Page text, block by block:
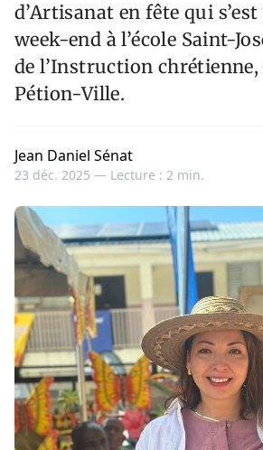
d’Artisanat en fête qui
week-end à l’école Saint-
de l’Instruction chrétienne,
Pétion-Ville.
Jean Daniel Sénat
23 déc. 2025 — Lecture : 2 min.